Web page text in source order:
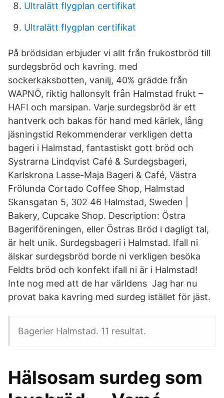
Ultralätt flygplan certifikat
Ultralätt flygplan certifikat
På brödsidan erbjuder vi allt från frukostbröd till
surdegsbröd och kavring. med
sockerkaksbotten, vanilj, 40% grädde från
WAPNÖ, riktig hallonsylt från Halmstad frukt –
HAFI och marsipan. Varje surdegsbröd är ett
hantverk och bakas för hand med kärlek, lång
jäsningstid Rekommenderar verkligen detta
bageri i Halmstad, fantastiskt gott bröd och
Systrarna Lindqvist Café & Surdegsbageri,
Karlskrona Lasse-Maja Bageri & Café, Västra
Frölunda Cortado Coffee Shop, Halmstad
Skansgatan 5, 302 46 Halmstad, Sweden |
Bakery, Cupcake Shop. Description: Östra
Bageriföreningen, eller Östras Bröd i dagligt tal,
är helt unik. Surdegsbageri i Halmstad. Ifall ni
älskar surdegsbröd borde ni verkligen besöka
Feldts bröd och konfekt ifall ni är i Halmstad!
Inte nog med att de har världens Jag har nu
provat baka kavring med surdeg istället för jäst.
Bagerier Halmstad. 11 resultat.
Hälsosam surdeg som